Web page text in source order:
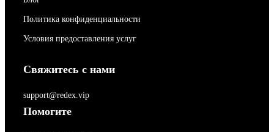
Политика конфиденциальности
Условия предоставления услуг
Свяжитесь с нами
support@redex.vip
Помогите